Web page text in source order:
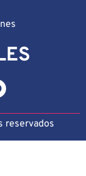
reservados